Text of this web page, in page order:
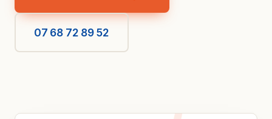
07 68 72 89 52